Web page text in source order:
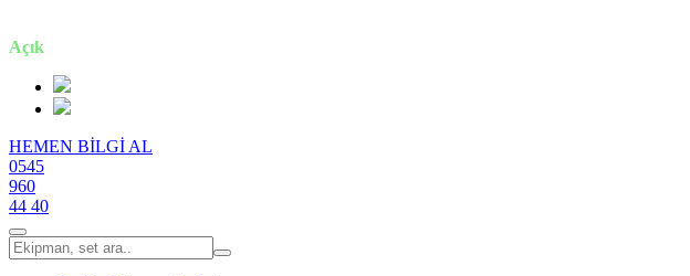
Açık
HEMEN BİLGİ AL
0545
960
44 40